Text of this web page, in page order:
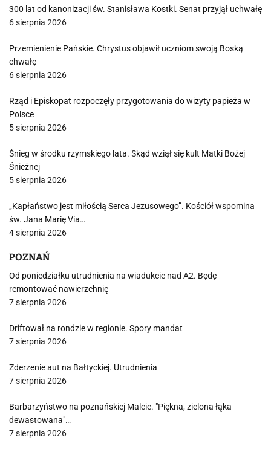
300 lat od kanonizacji św. Stanisława Kostki. Senat przyjął uchwałę
6 sierpnia 2026
Przemienienie Pańskie. Chrystus objawił uczniom swoją Boską
chwałę
6 sierpnia 2026
Rząd i Episkopat rozpoczęły przygotowania do wizyty papieża w
Polsce
5 sierpnia 2026
Śnieg w środku rzymskiego lata. Skąd wziął się kult Matki Bożej
Śnieżnej
5 sierpnia 2026
„Kapłaństwo jest miłością Serca Jezusowego”. Kościół wspomina
św. Jana Marię Via…
4 sierpnia 2026
POZNAŃ
Od poniedziałku utrudnienia na wiadukcie nad A2. Będę
remontować nawierzchnię
7 sierpnia 2026
Driftował na rondzie w regionie. Spory mandat
7 sierpnia 2026
Zderzenie aut na Bałtyckiej. Utrudnienia
7 sierpnia 2026
Barbarzyństwo na poznańskiej Malcie. "Piękna, zielona łąka
dewastowana"…
7 sierpnia 2026